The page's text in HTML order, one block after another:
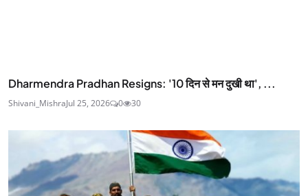
Dharmendra Pradhan Resigns: '10 दिन से मन दुखी था', ...
Shivani_MishraJul 25, 2026 0 30